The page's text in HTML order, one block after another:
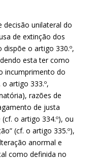
decisão unilateral do
de extinção dos
o artigo 330.º,
esta ter como
incumprimento do
artigo 333.º,
razões de
de justa
o artigo 334.º), ou
(cf. o artigo 335.º),
anormal e
como definida no